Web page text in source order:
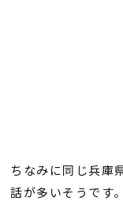
家づくりの資金計画
ちなみに同じ兵庫
話が多いそうです。